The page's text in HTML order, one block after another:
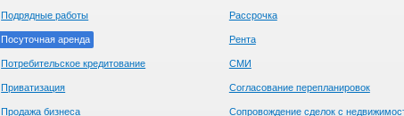
Подрядные работы
Посуточная аренда
Потребительское кредитование
Приватизация
Продажа бизнеса
Рассрочка
Рента
СМИ
Согласование перепланировок
Сопровождение сделок с